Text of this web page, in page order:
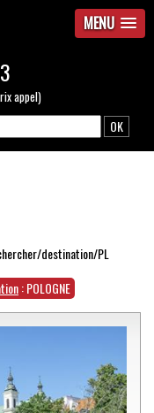
MENU
appel)
destination/PL
: POLOGNE